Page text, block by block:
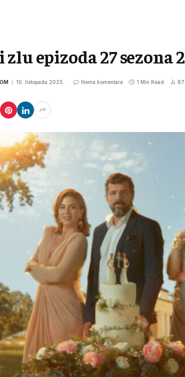
epizoda 27 sezona 2
10. listopada 2025. Nema komentara 1 Min Read 87